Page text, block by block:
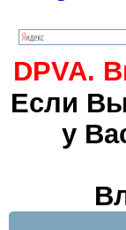
DPVA.
Если
у